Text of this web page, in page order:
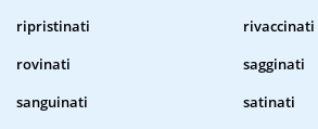
ripristinati
rivaccinati
rovinati
sagginati
sanguinati
satinati